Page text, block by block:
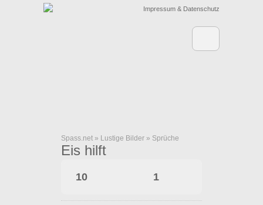
Impressum & Datenschutz
Spass.net » Lustige Bilder » Sprüche
Eis hilft
10 1